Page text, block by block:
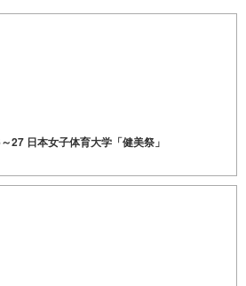
日本女子体育大学「健美祭」